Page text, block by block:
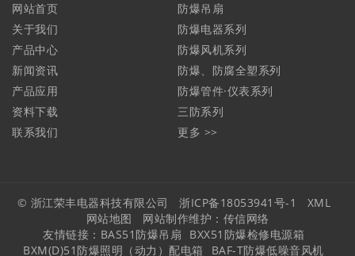
防爆吊扇
防爆电器系列
防爆风机系列
防爆、防腐全塑系列
防爆管件·仪表系列
三防系列
更多 >>
网站首页
关于我们
产品中心
新闻资讯
产品应用
资料下载
联系我们
© 浙江荣丰电器科技有限公司浙ICP备18053941号-1
XML
网站地图 网站制作维护： 传信网络
友情链接： BAS51防爆吊扇
BXX51防爆检修电源箱
BXM(D)51防爆照明（动力）配电箱
BAF-T防爆低噪音风机